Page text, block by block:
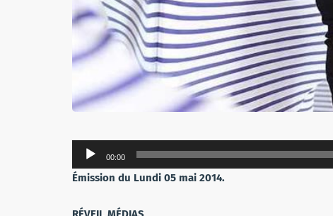
Lecteur
audio
00:00
Émission du Lundi 05 mai 2014.